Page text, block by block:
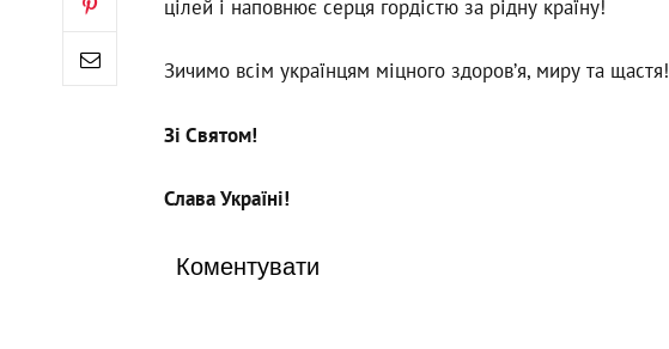
цілей і наповнює серця гордістю за рідну країну!
Зичимо всім українцям міцного здоров’я, миру та щастя!
Зі Святом!
Слава Україні!
Коментувати